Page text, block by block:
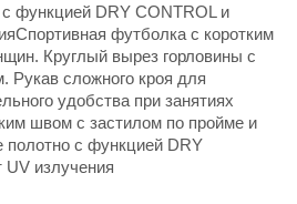
с функцией DRY CONTROL и
футболка с коротким
Круглый вырез горловины с
Рукав сложного кроя для
удобства при занятиях
швом с застилом по пройме и
полотно с функцией DRY
излучения